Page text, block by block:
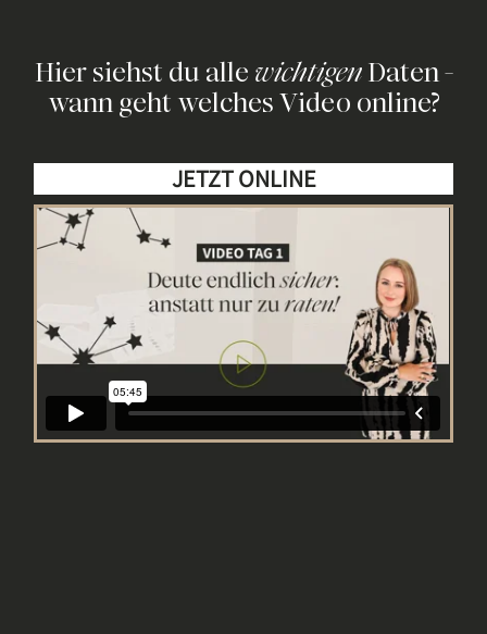
Hier siehst du alle wichtigenDaten -
wann geht welches Video online?
JETZT ONLINE